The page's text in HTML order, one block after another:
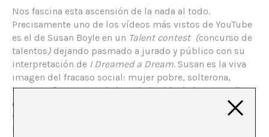
Nos fascina esta ascensión de la nada al todo.
Precisamente uno de los vídeos más vistos de YouTube
es el de Susan Boyle en un Talent contest (concurso de
talentos) dejando pasmado a jurado y público con su
interpretación de I Dreamed a Dream. Susan es la viva
imagen del fracaso social: mujer pobre, solterona,
hortera y fea. Una perdedora de la vida de la que nadie
diría a simple vista que tiene talento, por eso resulta
tan chocante cuando borda su interpretación. Susan
Boyle en la actualidad vive profesionalmente de la